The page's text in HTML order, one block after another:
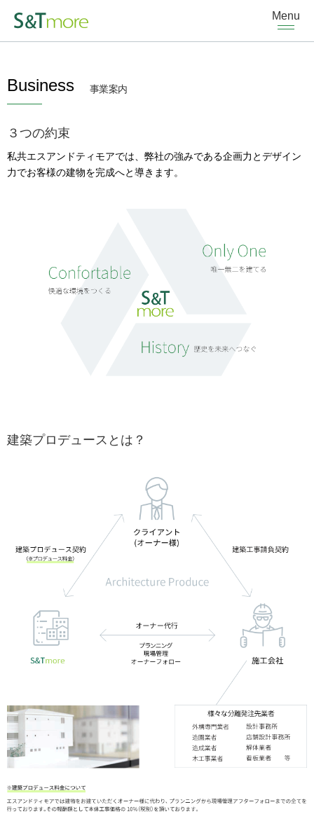
Menu
Business 事業案内
３つの約束
私共エスアンドティモアでは、弊社の強みである企画力とデザイン
力でお客様の建物を完成へと導きます。
建築プロデュースとは？